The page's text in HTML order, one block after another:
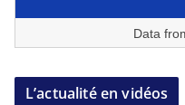
Data
L’actualité en vidéos